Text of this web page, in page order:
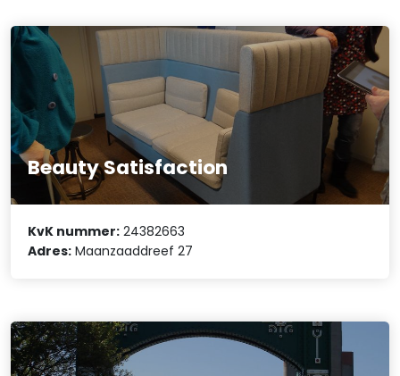
Beauty Satisfaction
KvK nummer: 24382663
Adres: Maanzaaddreef 27